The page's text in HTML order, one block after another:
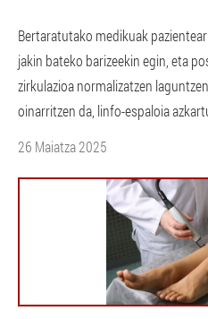
Bertaratutako medikuak
jakin bateko barizeekin egin, eta
zirkulazioa normalizatzen
oinarritzen da, linfo-espaloia
26 Maiatza 2025